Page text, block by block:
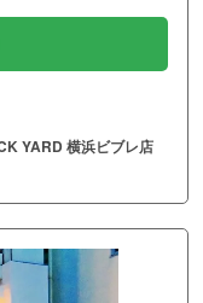
YARD 横浜ビブレ店